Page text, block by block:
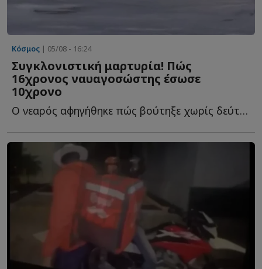
Κόσμος | 05/08 - 16:24
Συγκλονιστική μαρτυρία! Πώς
16χρονος ναυαγοσώστης έσωσε
10χρονο
Ο νεαρός αφηγήθηκε πώς βούτηξε χωρίς δεύτερη σκέψη σ...